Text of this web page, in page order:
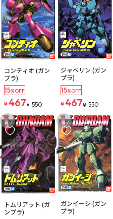
注文再開メール
コンティオ (ガン
プラ)
15%OFF
¥467¥ 550
注文再開メール
ジャベリン (ガン
プラ)
15%OFF
¥467¥ 550
お気に入りに追加
注文再開メール
トムリアット (ガ
ンプラ)
お気に入りに
注文再開メール
ガンイージ (ガン
プラ)